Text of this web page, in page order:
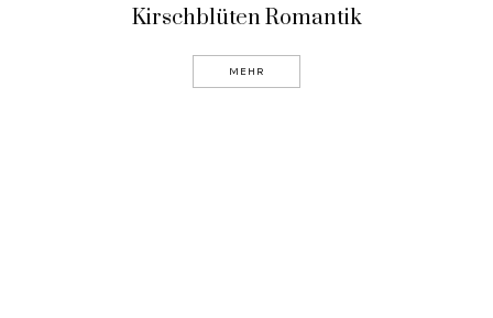
Kirschblüten Romantik
MEHR